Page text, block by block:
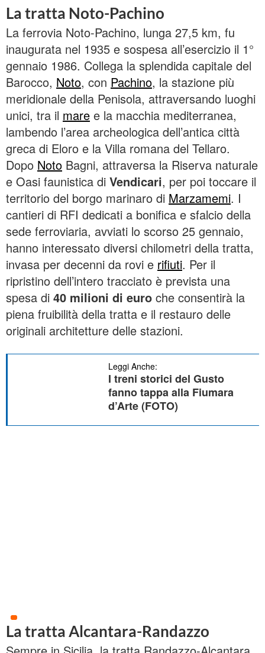
La tratta Noto-Pachino
La ferrovia Noto-Pachino, lunga 27,5 km, fu
inaugurata nel 1935 e sospesa all’esercizio il 1°
gennaio 1986. Collega la splendida capitale del
Barocco, Noto, con Pachino, la stazione più
meridionale della Penisola, attraversando luoghi
unici, tra il mare e la macchia mediterranea,
lambendo l’area archeologica dell’antica città
greca di Eloro e la Villa romana del Tellaro.
Dopo Noto Bagni, attraversa la Riserva naturale
e Oasi faunistica di Vendicari, per poi toccare il
territorio del borgo marinaro di Marzamemi. I
cantieri di RFI dedicati a bonifica e sfalcio della
sede ferroviaria, avviati lo scorso 25 gennaio,
hanno interessato diversi chilometri della tratta,
invasa per decenni da rovi e rifiuti. Per il
ripristino dell’intero tracciato è prevista una
spesa di 40 milioni di euro che consentirà la
piena fruibilità della tratta e il restauro delle
originali architetture delle stazioni.
Leggi Anche:
I treni storici del Gusto
fanno tappa alla Fiumara
d’Arte (FOTO)
La tratta Alcantara-Randazzo